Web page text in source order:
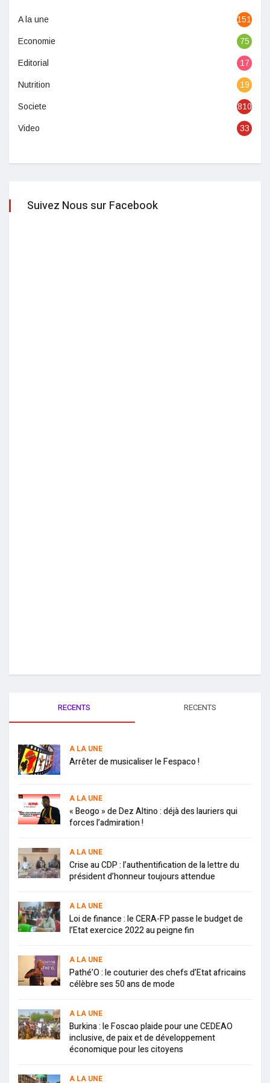
A la une 1513
Economie 75
Editorial 17
Nutrition 19
Societe 810
Video 33
Suivez Nous sur Facebook
RECENTS RECENTS
A LA UNE
Arrêter de musicaliser le Fespaco !
A LA UNE
« Beogo » de Dez Altino : déjà des lauriers qui
forces l’admiration !
A LA UNE
Crise au CDP : l’authentification de la lettre du
président d’honneur toujours attendue
A LA UNE
Loi de finance : le CERA-FP passe le budget de
l’Etat exercice 2022 au peigne fin
A LA UNE
Pathé’O : le couturier des chefs d’Etat africains
célèbre ses 50 ans de mode
A LA UNE
Burkina : le Foscao plaide pour une CEDEAO
inclusive, de paix et de développement
économique pour les citoyens
A LA UNE